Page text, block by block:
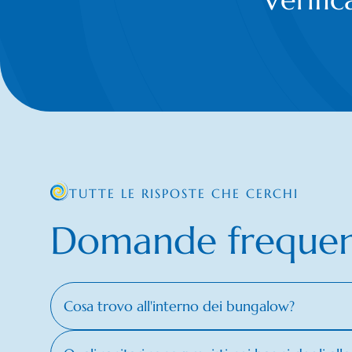
Domande
TUTTE LE RISPOSTE CHE CERCHI
Cosa trovo all'interno dei bungalow?